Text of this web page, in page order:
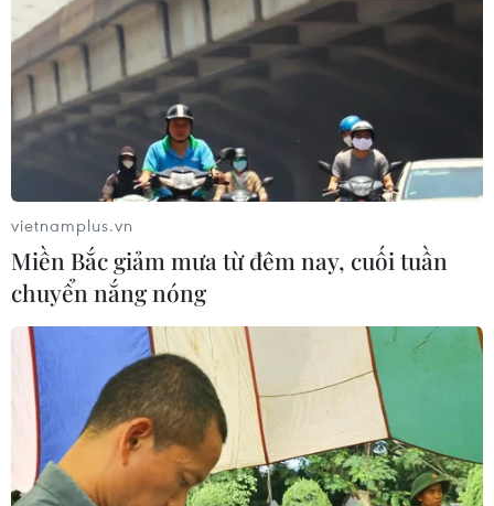
sinh an toàn thực phẩm
24/04/2023 09:30
Thực phẩm là nguồn cung cấp các chất dinh dưỡng cho
cơ thể, nhưng nếu thực phẩm không đảm bảo vệ sinh
an toàn thì lại có thể là nguồn gây bệnh, có hại cho sức
khỏe.
vietnamplus.vn
Miền Bắc giảm mưa từ đêm nay, cuối tuần
chuyển nắng nóng